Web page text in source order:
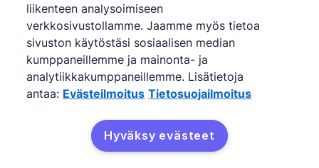
Pipedrive
Käyttöehdot
Pipedrive
Tietosuojailmoitus
Sivukartta
Evästeilmoitus
Pipedrive on verkkopohjainen myynti- ja CRM-
liikenteen analysoimiseen
verkkosivustollamme. Jaamme myös tietoa
sivuston käytöstäsi sosiaalisen median
kumppaneillemme ja mainonta- ja
analytiikkakumppaneillemme. Lisätietoja
antaa: Evästeilmoitus Tietosuojailmoitus
Hyväksy evästeet